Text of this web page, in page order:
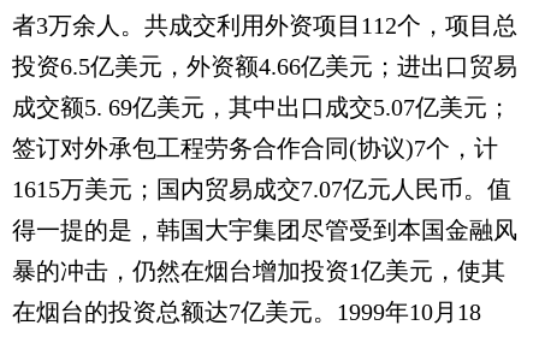
者3万余人。共成交利用外资项目112个，项目总
投资6.5亿美元，外资额4.66亿美元；进出口贸易
成交额5. 69亿美元，其中出口成交5.07亿美元；
签订对外承包工程劳务合作合同(协议)7个，计
1615万美元；国内贸易成交7.07亿元人民币。值
得一提的是，韩国大宇集团尽管受到本国金融风
暴的冲击，仍然在烟台增加投资1亿美元，使其
在烟台的投资总额达7亿美元。1999年10月18